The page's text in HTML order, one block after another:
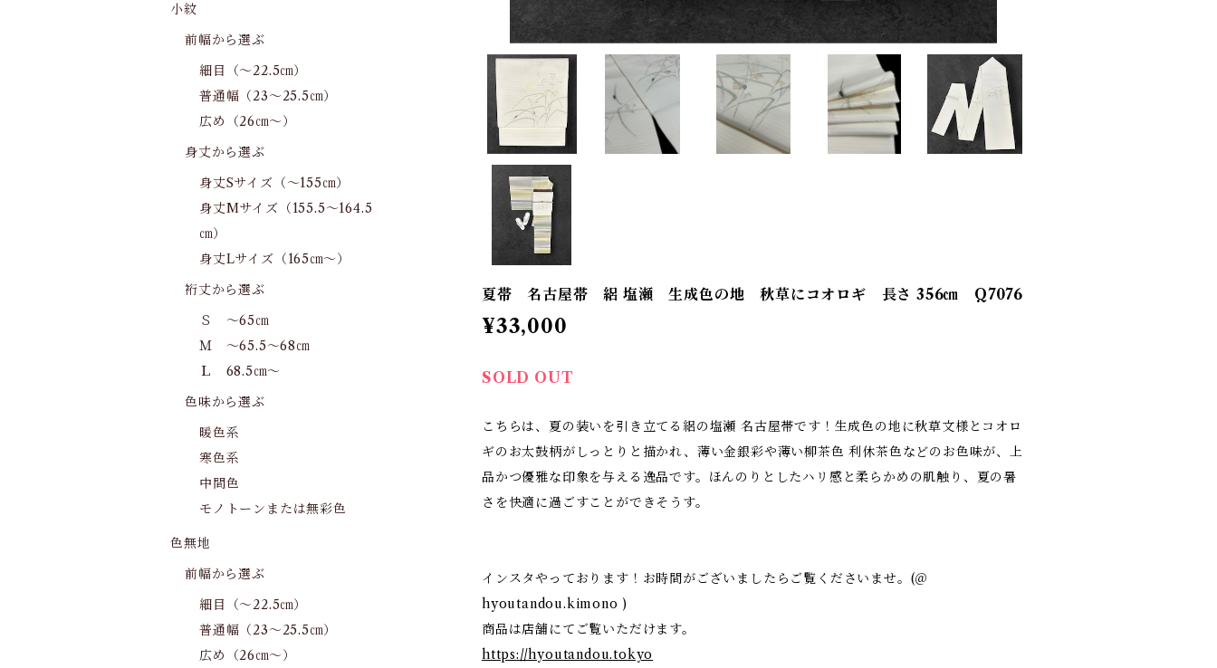
夏帯 名古屋帯 絽 塩瀬 生成色の地 秋草にコオロギ 長さ 356㎝ Q7076
¥33,000
SOLD OUT
こちらは、夏の装いを引き立てる絽の塩瀬 名古屋帯です！生成色の地に秋草文様とコオロ
ギのお太鼓柄がしっとりと描かれ、薄い金銀彩や薄い柳茶色 利休茶色などのお色味が、上
品かつ優雅な印象を与える逸品です。ほんのりとしたハリ感と柔らかめの肌触り、夏の暑
さを快適に過ごすことができそうす。
インスタやっております！お時間がございましたらご覧くださいませ。(＠
hyoutandou.kimono )
商品は店舗にてご覧いただけます。
https://hyoutandou.tokyo
小紋
前幅から選ぶ
細目（～22.5㎝）
普通幅（23～25.5㎝）
広め（26㎝～）
身丈から選ぶ
身丈Sサイズ（～155㎝）
身丈Mサイズ（155.5～164.5
㎝）
身丈Lサイズ（165㎝～）
裄丈から選ぶ
Ｓ ～65㎝
Ｍ ～65.5～68㎝
Ｌ 68.5㎝～
色味から選ぶ
暖色系
寒色系
中間色
モノトーンまたは無彩色
色無地
前幅から選ぶ
細目（～22.5㎝）
普通幅（23～25.5㎝）
広め（26㎝～）